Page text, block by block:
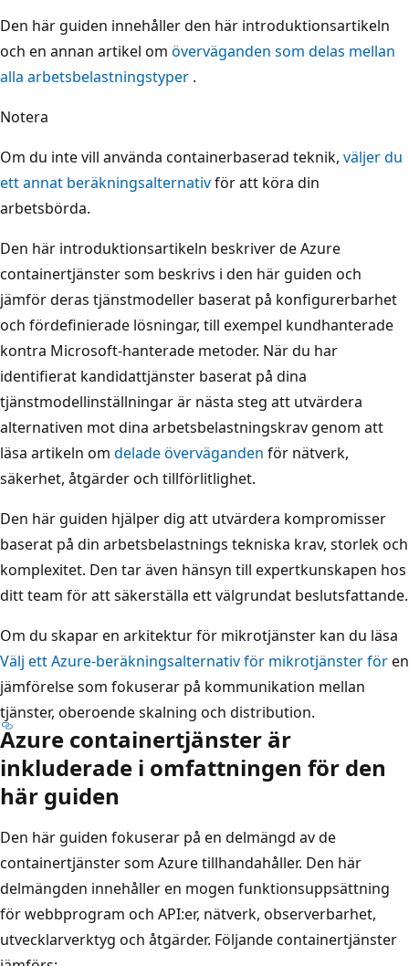
Den här guiden innehåller den här introduktionsartikeln
och en annan artikel om överväganden som delas mellan
alla arbetsbelastningstyper .
Notera
Om du inte vill använda containerbaserad teknik, väljer du
ett annat beräkningsalternativför att köra din
arbetsbörda.
Den här introduktionsartikeln beskriver de Azure
containertjänster som beskrivs i den här guiden och
jämför deras tjänstmodeller baserat på konfigurerbarhet
och fördefinierade lösningar, till exempel kundhanterade
kontra Microsoft-hanterade metoder. När du har
identifierat kandidattjänster baserat på dina
tjänstmodellinställningar är nästa steg att utvärdera
alternativen mot dina arbetsbelastningskrav genom att
läsa artikeln om delade överväganden för nätverk,
säkerhet, åtgärder och tillförlitlighet.
Den här guiden hjälper dig att utvärdera kompromisser
baserat på din arbetsbelastnings tekniska krav, storlek och
komplexitet. Den tar även hänsyn till expertkunskapen hos
ditt team för att säkerställa ett välgrundat beslutsfattande.
Om du skapar en arkitektur för mikrotjänster kan du läsa
Välj ett Azure-beräkningsalternativ för mikrotjänster fören
jämförelse som fokuserar på kommunikation mellan
tjänster, oberoende skalning och distribution.
Azure containertjänster är
inkluderade i omfattningen för den
här guiden
Den här guiden fokuserar på en delmängd av de
containertjänster som Azure tillhandahåller. Den här
delmängden innehåller en mogen funktionsuppsättning
för webbprogram och API:er, nätverk, observerbarhet,
utvecklarverktyg och åtgärder. Följande containertjänster